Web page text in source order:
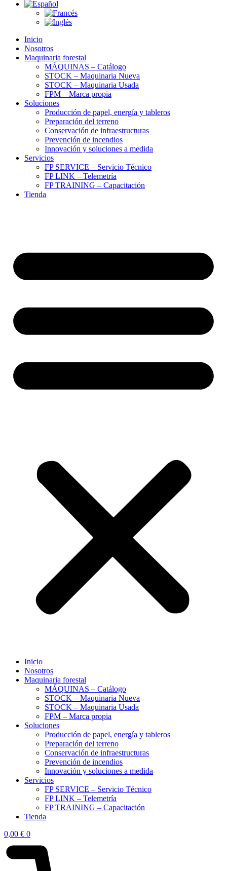
Inicio
Nosotros
Maquinaria forestal
MÁQUINAS – Catálogo
STOCK – Maquinaria Nueva
STOCK – Maquinaria Usada
FPM – Marca propia
Soluciones
Producción de papel, energía y tableros
Preparación del terreno
Conservación de infraestructuras
Prevención de incendios
Innovación y soluciones a medida
Servicios
FP SERVICE – Servicio Técnico
FP LINK – Telemetría
FP TRAINING – Capacitación
Tienda
Inicio
Nosotros
Maquinaria forestal
MÁQUINAS – Catálogo
STOCK – Maquinaria Nueva
STOCK – Maquinaria Usada
FPM – Marca propia
Soluciones
Producción de papel, energía y tableros
Preparación del terreno
Conservación de infraestructuras
Prevención de incendios
Innovación y soluciones a medida
Servicios
FP SERVICE – Servicio Técnico
FP LINK – Telemetría
FP TRAINING – Capacitación
Tienda
0,00 € 0